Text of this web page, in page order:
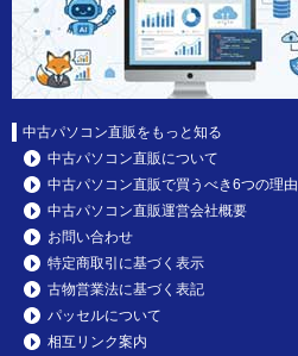
中古パソコン直販をもっと知る
中古パソコン直販について
中古パソコン直販で買うべき6つの理由
中古パソコン直販運営会社概要
お問い合わせ
特定商取引に基づく表示
古物営業法に基づく表記
パッセルについて
相互リンク案内